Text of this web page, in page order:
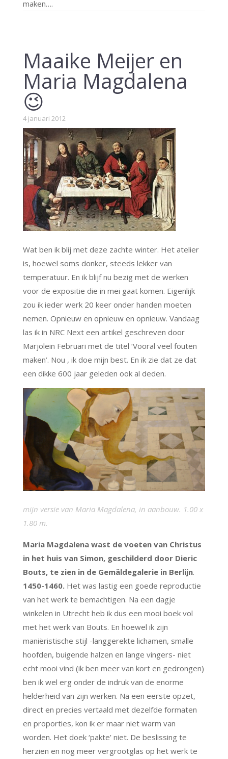
maken….
Maaike Meijer en
Maria Magdalena
😉
4 januari 2012
Wat ben ik blij met deze zachte winter. Het atelier
is, hoewel soms donker, steeds lekker van
temperatuur. En ik blijf nu bezig met de werken
voor de expositie die in mei gaat komen. Eigenlijk
zou ik ieder werk 20 keer onder handen moeten
nemen. Opnieuw en opnieuw en opnieuw. Vandaag
las ik in NRC Next een artikel geschreven door
Marjolein Februari met de titel ‘Vooral veel fouten
maken’. Nou , ik doe mijn best. En ik zie dat ze dat
een dikke 600 jaar geleden ook al deden.
mijn versie van Maria Magdalena, in aanbouw. 1.00 x
1.80 m.
Maria Magdalena wast de voeten van Christus
in het huis van Simon, geschilderd door Dieric
Bouts, te zien in de Gemäldegalerie in Berlijn.
1450-1460.Het was lastig een goede reproductie
van het werk te bemachtigen. Na een dagje
winkelen in Utrecht heb ik dus een mooi boek vol
met het werk van Bouts. En hoewel ik zijn
maniëristische stijl -langgerekte lichamen, smalle
hoofden, buigende halzen en lange vingers- niet
echt mooi vind (ik ben meer van kort en gedrongen)
ben ik wel erg onder de indruk van de enorme
helderheid van zijn werken. Na een eerste opzet,
direct en precies vertaald met dezelfde formaten
en proporties, kon ik er maar niet warm van
worden. Het doek ‘pakte’ niet. De beslissing te
herzien en nog meer vergrootglas op het werk te